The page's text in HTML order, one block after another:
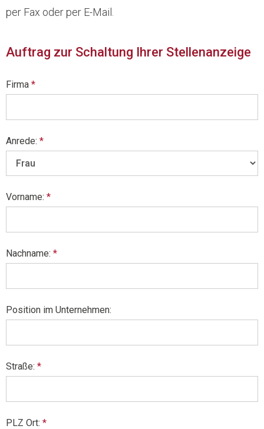
per Fax oder per E-Mail.
Auftrag zur Schaltung Ihrer Stellenanzeige
Firma *
Anrede: *
Vorname: *
Nachname: *
Position im Unternehmen:
Straße: *
PLZ Ort: *